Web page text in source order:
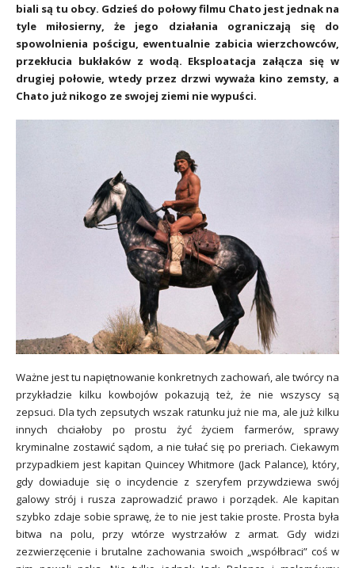
biali są tu obcy. Gdzieś do połowy filmu Chato jest jednak na
tyle miłosierny, że jego działania ograniczają się do
spowolnienia pościgu, ewentualnie zabicia wierzchowców,
przekłucia bukłaków z wodą. Eksploatacja załącza się w
drugiej połowie, wtedy przez drzwi wyważa kino zemsty, a
Chato już nikogo ze swojej ziemi nie wypuści.
Ważne jest tu napiętnowanie konkretnych zachowań, ale twórcy na
przykładzie kilku kowbojów pokazują też, że nie wszyscy są
zepsuci. Dla tych zepsutych wszak ratunku już nie ma, ale już kilku
innych chciałoby po prostu żyć życiem farmerów, sprawy
kryminalne zostawić sądom, a nie tułać się po preriach. Ciekawym
przypadkiem jest kapitan Quincey Whitmore (Jack Palance), który,
gdy dowiaduje się o incydencie z szeryfem przywdziewa swój
galowy strój i rusza zaprowadzić prawo i porządek. Ale kapitan
szybko zdaje sobie sprawę, że to nie jest takie proste. Prosta była
bitwa na polu, przy wtórze wystrzałów z armat. Gdy widzi
zezwierzęcenie i brutalne zachowania swoich „współbraci” coś w